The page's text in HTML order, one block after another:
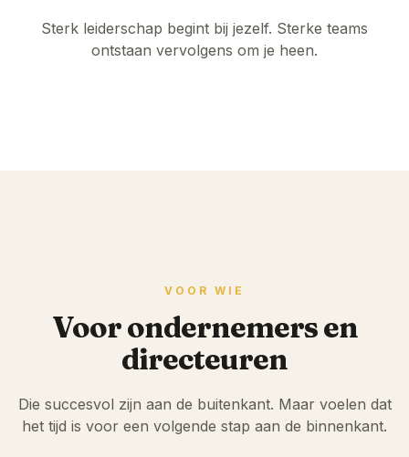
Sterk leiderschap begint bij jezelf. Sterke teams
ontstaan vervolgens om je heen.
VOOR WIE
Voor ondernemers en
directeuren
Die succesvol zijn aan de buitenkant. Maar voelen dat
het tijd is voor een volgende stap aan de binnenkant.